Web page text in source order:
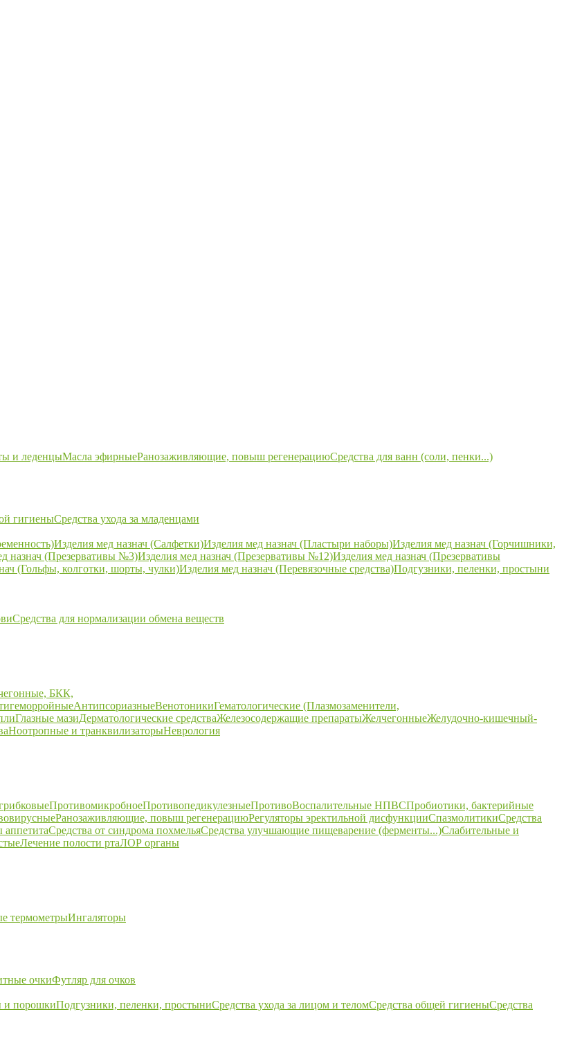
и леденцыМасла эфирныеРанозаживляющие, повыш регенерациюСредства для ванн (соли, пенки...)
гигиеныСредства ухода за младенцами
Изделия мед назнач (Салфетки)Изделия мед назнач (Пластыри наборы)Изделия мед назнач (Горчишники,
назнач (Презервативы №3)Изделия мед назнач (Презервативы №12)Изделия мед назнач (Презервативы
(Гольфы, колготки, шорты, чулки)Изделия мед назнач (Перевязочные средства)Подгузники, пеленки, простыни
Средства для нормализации обмена веществ
БКК,
АнтипсориазныеВенотоникиГематологические (Плазмозаменители,
Глазные мазиДерматологические средстваЖелезосодержащие препаратыЖелчегонныеЖелудочно-кишечный-
Ноотропные и транквилизаторыНеврология
ПротивомикробноеПротивопедикулезныеПротивоВоспалительные НПВСПробиотики, бактерийные
Ранозаживляющие, повыш регенерациюРегуляторы эректильной дисфункцииСпазмолитикиСредства
аппетитаСредства от синдрома похмельяСредства улучшающие пищеварение (ферменты...)Слабительные и
Лечение полости ртаЛОР органы
термометрыИнгаляторы
очкиФутляр для очков
и порошкиПодгузники, пеленки, простыниСредства ухода за лицом и теломСредства общей гигиеныСредства